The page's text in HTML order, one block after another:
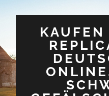
KAUFEN